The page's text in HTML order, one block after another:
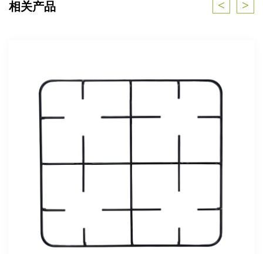
相关产品 < >